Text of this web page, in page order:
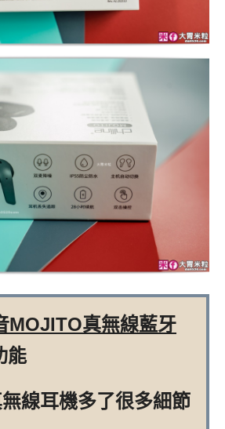
MOJITO真無線藍牙
能
線耳機多了很多細節